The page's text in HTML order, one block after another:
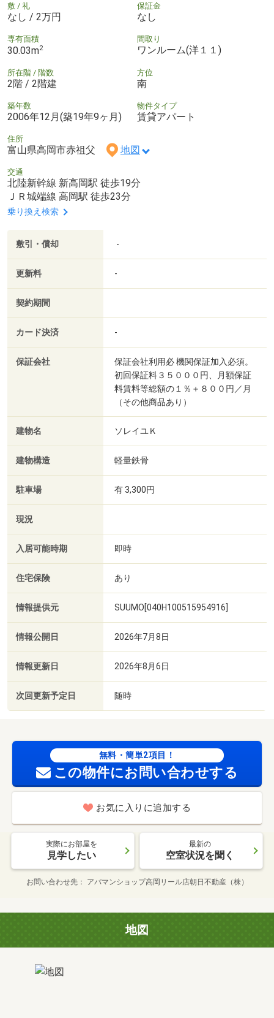
敷 / 礼
なし / 2万円
保証金
なし
専有面積
30.03m2
間取り
ワンルーム(洋１１)
所在階 / 階数
2階 / 2階建
方位
南
築年数
2006年12月(築19年9ヶ月)
物件タイプ
賃貸アパート
住所
富山県高岡市赤祖父 地図
交通
北陸新幹線 新高岡駅 徒歩19分
ＪＲ城端線 高岡駅 徒歩23分
乗り換え検索
敷引・償却 -
更新料 -
契約期間
カード決済 -
保証会社
保証会社利用必 機関保証加入必須。
初回保証料３５０００円、月額保証
料賃料等総額の１％＋８００円／月
（その他商品あり）
建物名 ソレイユＫ
建物構造 軽量鉄骨
駐車場 有 3,300円
現況
入居可能時期 即時
住宅保険 あり
情報提供元 SUUMO[040H100515954916]
情報公開日 2026年7月8日
情報更新日 2026年8月6日
次回更新予定日 随時
無料・簡単2項目！
この物件にお問い合わせする
お気に入りに追加する
実際にお部屋を
見学したい
最新の
空室状況を聞く
お問い合わせ先 アパマンショップ高岡リール店朝日不動産（株）
地図